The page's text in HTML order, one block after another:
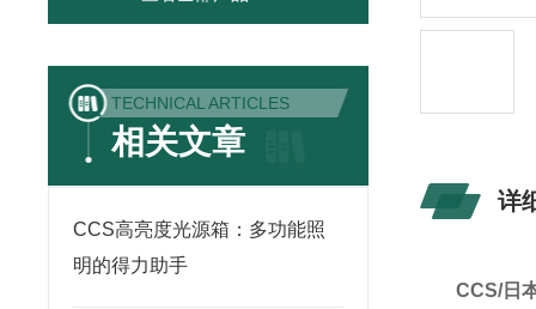
TECHNICAL ARTICLES
相关文章
CCS高亮度光源箱：多功能照
明的得力助手
详
CCS/日